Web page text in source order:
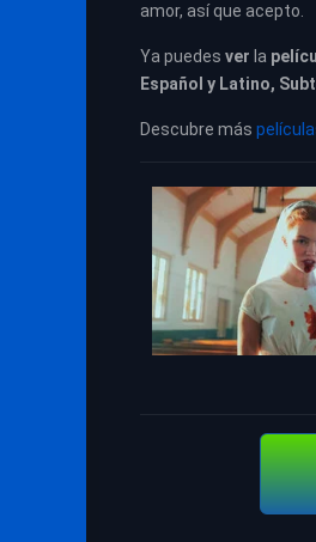
amor, así que acepto.
Ya puedes ver la
Español y Latino,
Descubre más